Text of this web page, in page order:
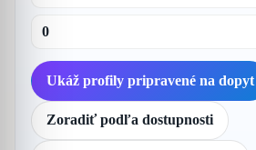
0
Ukáž profily pripravené na dopyt
Zoradiť podľa dostupnosti